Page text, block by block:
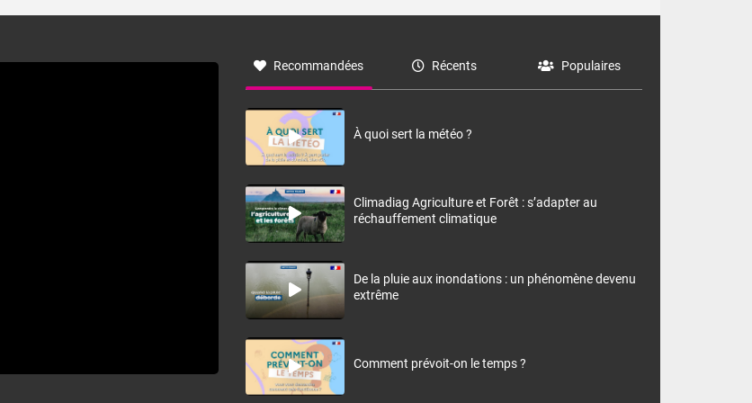
à nord-ouest, dans un secteur qui part du Roussillon à la
monts, en allusion aux régions montagneuses d’où
Recommandées Récents Populaires
À quoi sert la météo ?
Climadiag Agriculture et Forêt : s’adapter au
réchauffement climatique
De la pluie aux inondations : un phénomène devenu
extrême
Comment prévoit-on le temps ?